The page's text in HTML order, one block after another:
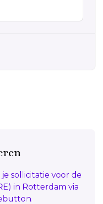
sollicitatie voor de
in Rotterdam via